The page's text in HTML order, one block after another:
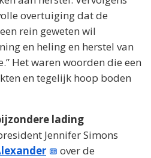
overtuiging dat de
rein geweten wil
en heling en herstel van
Het waren woorden die een
en tegelijk hoop boden
lading
Jennifer Simons
over de